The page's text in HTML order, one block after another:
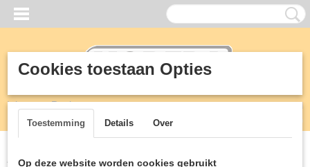
Inloggen Registreren
(0)
Home >Vetafscheiders>Greaseguardian>Parts
Cookies toestaan Opties
Toestemming Details Over
Op deze website worden cookies gebruikt